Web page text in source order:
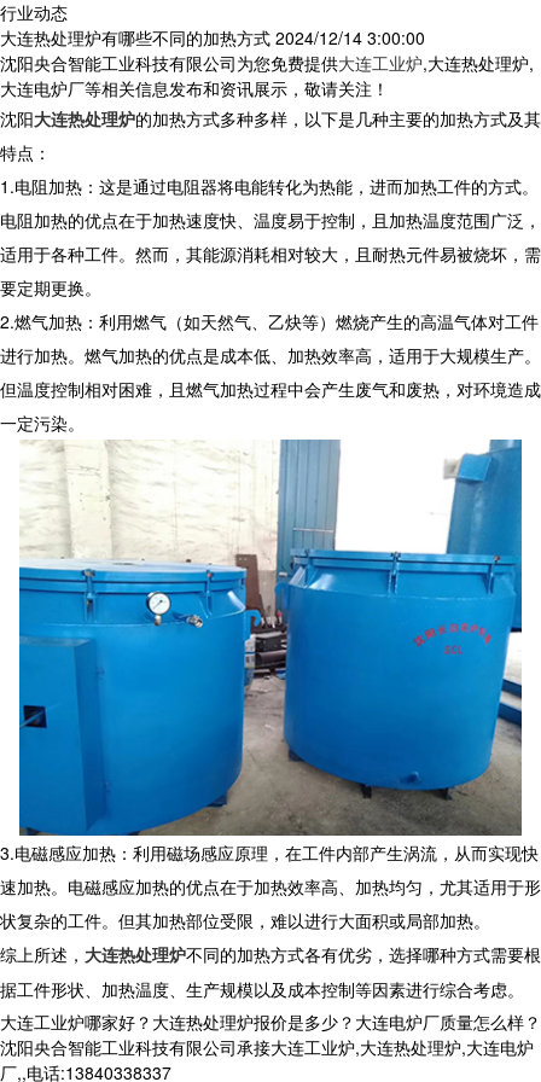
行业动态
大连热处理炉有哪些不同的加热方式 2024/12/14 3:00:00
沈阳央合智能工业科技有限公司为您免费提供大连工业炉,大连热处理炉,
大连电炉厂等相关信息发布和资讯展示，敬请关注！
沈阳大连热处理炉的加热方式多种多样，以下是几种主要的加热方式及其
特点：
1.电阻加热：这是通过电阻器将电能转化为热能，进而加热工件的方式。
电阻加热的优点在于加热速度快、温度易于控制，且加热温度范围广泛，
适用于各种工件。然而，其能源消耗相对较大，且耐热元件易被烧坏，需
要定期更换。
2.燃气加热：利用燃气（如天然气、乙炔等）燃烧产生的高温气体对工件
进行加热。燃气加热的优点是成本低、加热效率高，适用于大规模生产。
但温度控制相对困难，且燃气加热过程中会产生废气和废热，对环境造成
一定污染。
3.电磁感应加热：利用磁场感应原理，在工件内部产生涡流，从而实现快
速加热。电磁感应加热的优点在于加热效率高、加热均匀，尤其适用于形
状复杂的工件。但其加热部位受限，难以进行大面积或局部加热。
综上所述， 大连热处理炉不同的加热方式各有优劣，选择哪种方式需要根
据工件形状、加热温度、生产规模以及成本控制等因素进行综合考虑。
大连工业炉哪家好？大连热处理炉报价是多少？大连电炉厂质量怎么样？
沈阳央合智能工业科技有限公司承接大连工业炉,大连热处理炉,大连电炉
厂,,电话:13840338337